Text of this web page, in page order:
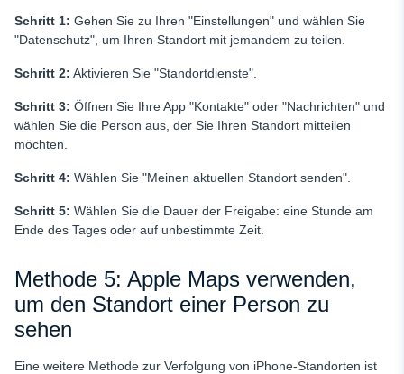
Schritt 1: Gehen Sie zu Ihren "Einstellungen" und wählen Sie
"Datenschutz", um Ihren Standort mit jemandem zu teilen.
Schritt 2: Aktivieren Sie "Standortdienste".
Schritt 3: Öffnen Sie Ihre App "Kontakte" oder "Nachrichten" und
wählen Sie die Person aus, der Sie Ihren Standort mitteilen
möchten.
Schritt 4: Wählen Sie "Meinen aktuellen Standort senden".
Schritt 5: Wählen Sie die Dauer der Freigabe: eine Stunde am
Ende des Tages oder auf unbestimmte Zeit.
Methode 5: Apple Maps verwenden,
um den Standort einer Person zu
sehen
Eine weitere Methode zur Verfolgung von iPhone-Standorten ist